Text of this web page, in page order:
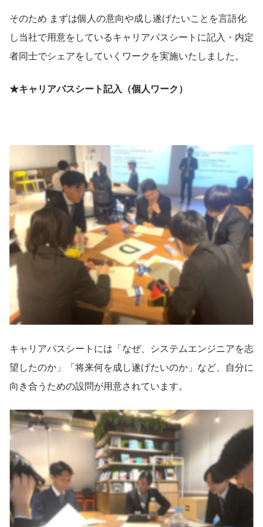
そのため まずは個人の意向や成し遂げたいことを言語化
し当社で用意をしているキャリアパスシートに記入・内定
者同士でシェアをしていくワークを実施いたしました。
★キャリアパスシート記入（個人ワーク）
キャリアパスシートには「なぜ、システムエンジニアを志
望したのか」「将来何を成し遂げたいのか」など、自分に
向き合うための設問が用意されています。